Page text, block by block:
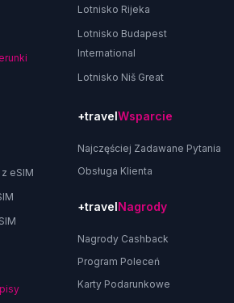
Lotnisko Rijeka
Lotnisko Budapest
International
Lotnisko Niš Great
eSIM
+travelWsparcie
Najczęściej Zadawane Pytania
Obsługa Klienta
+travelNagrody
Nagrody Cashback
Program Poleceń
Karty Podarunkowe